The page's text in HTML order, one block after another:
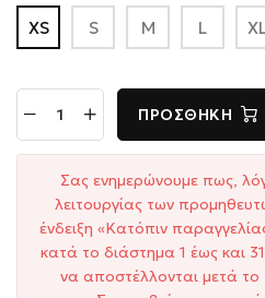
XS S M L
ΠΡΟΣΘΉΚΗ
Σας ενημερώνουμε πως,
λειτουργίας των
ένδειξη «Κατόπιν
κατά το διάστημα 1 έως και
να αποστέλλονται μετά